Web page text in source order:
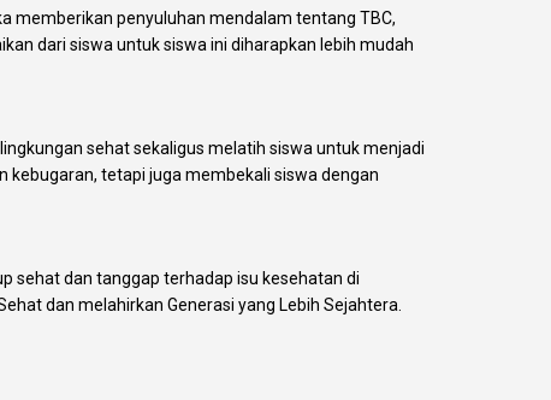
memberikan penyuluhan mendalam tentang TBC,
dari siswa untuk siswa ini diharapkan lebih mudah
sehat sekaligus melatih siswa untuk menjadi
kebugaran, tetapi juga membekali siswa dengan
sehat dan tanggap terhadap isu kesehatan di
dan melahirkan Generasi yang Lebih Sejahtera.